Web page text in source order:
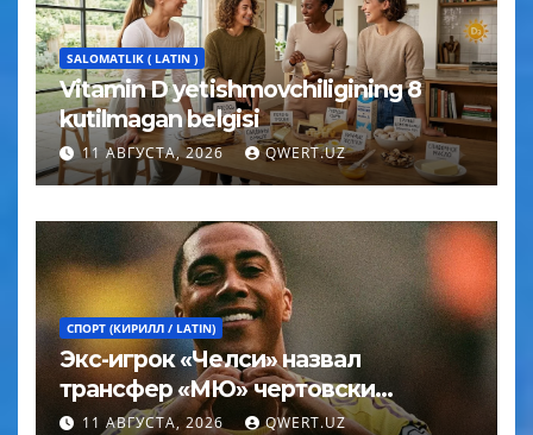
SALOMATLIK ( LATIN )
Vitamin D yetishmovchiligining 8
kutilmagan belgisi
11 АВГУСТА, 2026 QWERT.UZ
СПОРТ (КИРИЛЛ / LATIN)
Экс-игрок «Челси» назвал
трансфер «МЮ» чертовски
удачной сделкой
11 АВГУСТА, 2026 QWERT.UZ